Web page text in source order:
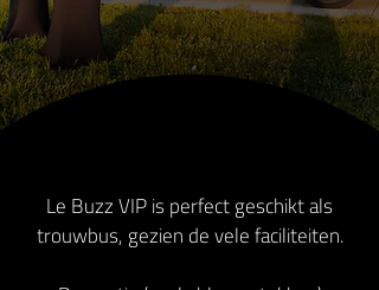
Le Buzz VIP is perfect geschikt als
trouwbus, gezien de vele faciliteiten.